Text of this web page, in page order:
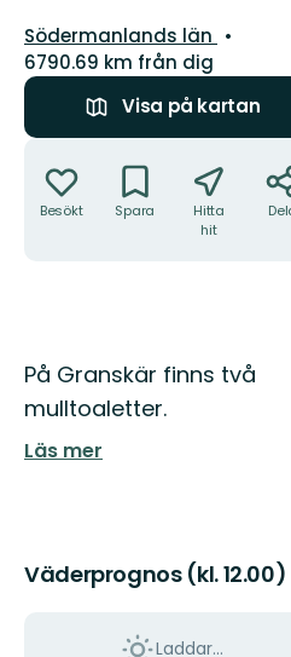
Län:
Södermanlands län
6790.69 km från dig
Visa på kartan
Besökt Spara
Hitta
hit
Beskrivning
På Granskär finns två
mulltoaletter.
Läs mer
Väderprognos (kl. 12.00)
Laddar...